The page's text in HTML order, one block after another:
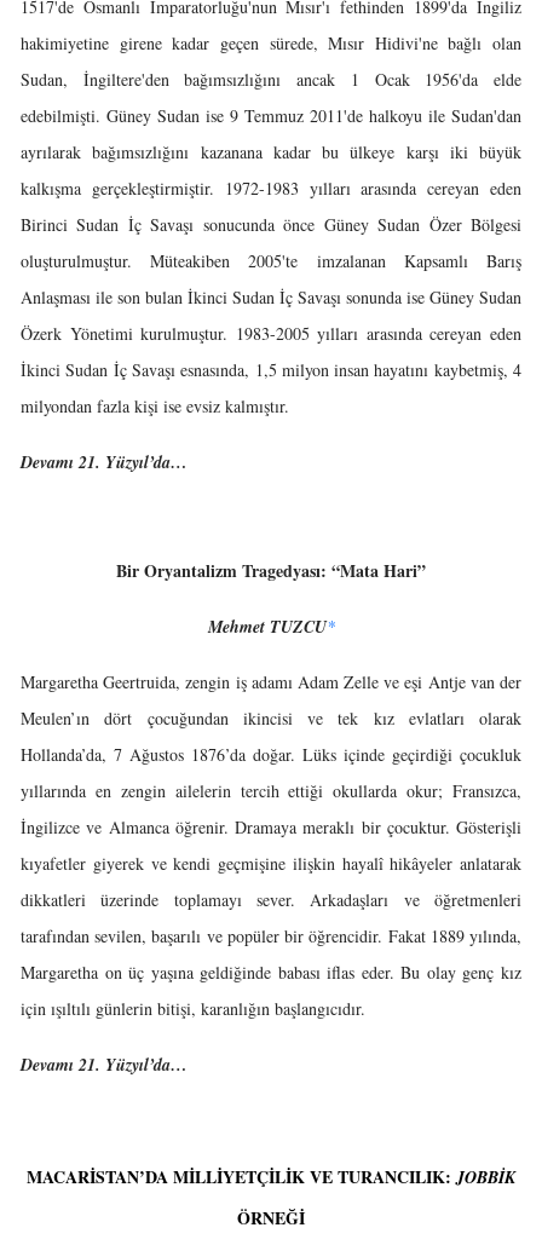
1517'de Osmanlı İmparatorluğu'nun Mısır'ı fethinden 1899'da İngiliz
hakimiyetine girene kadar geçen sürede, Mısır Hidivi'ne bağlı olan
Sudan, İngiltere'den bağımsızlığını ancak 1 Ocak 1956'da elde
edebilmişti. Güney Sudan ise 9 Temmuz 2011'de halkoyu ile Sudan'dan
ayrılarak bağımsızlığını kazanana kadar bu ülkeye karşı iki büyük
kalkışma gerçekleştirmiştir. 1972-1983 yılları arasında cereyan eden
Birinci Sudan İç Savaşı sonucunda önce Güney Sudan Özer Bölgesi
oluşturulmuştur. Müteakiben 2005'te imzalanan Kapsamlı Barış
Anlaşması ile son bulan İkinci Sudan İç Savaşı sonunda ise Güney Sudan
Özerk Yönetimi kurulmuştur. 1983-2005 yılları arasında cereyan eden
İkinci Sudan İç Savaşı esnasında, 1,5 milyon insan hayatını kaybetmiş, 4
milyondan fazla kişi ise evsiz kalmıştır.
Devamı 21. Yüzyıl’da…
Bir Oryantalizm Tragedyası: “Mata Hari”
Mehmet TUZCU*
Margaretha Geertruida, zengin iş adamı Adam Zelle ve eşi Antje van der
Meulen’ın dört çocuğundan ikincisi ve tek kız evlatları olarak
Hollanda’da, 7 Ağustos 1876’da doğar. Lüks içinde geçirdiği çocukluk
yıllarında en zengin ailelerin tercih ettiği okullarda okur; Fransızca,
İngilizce ve Almanca öğrenir. Dramaya meraklı bir çocuktur. Gösterişli
kıyafetler giyerek ve kendi geçmişine ilişkin hayalî hikâyeler anlatarak
dikkatleri üzerinde toplamayı sever. Arkadaşları ve öğretmenleri
tarafından sevilen, başarılı ve popüler bir öğrencidir. Fakat 1889 yılında,
Margaretha on üç yaşına geldiğinde babası iflas eder. Bu olay genç kız
için ışıltılı günlerin bitişi, karanlığın başlangıcıdır.
Devamı 21. Yüzyıl’da…
MACARISTAN’DA MILLIYETÇILIK VE TURANCILIK:JOBBIK
ÖRNEĞI